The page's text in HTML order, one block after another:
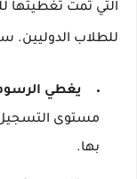
التي تمت تغطيتها
للطلاب الدوليين.
يغطي
مستوى التسجيل
بها.